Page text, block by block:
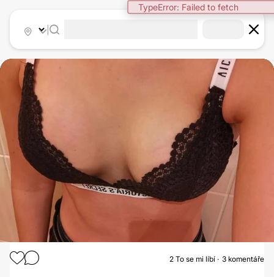
TypeError: Failed to fetch
ZVĚTŠENÍ PRSOU
2 To se mi líbí 3 komentáře